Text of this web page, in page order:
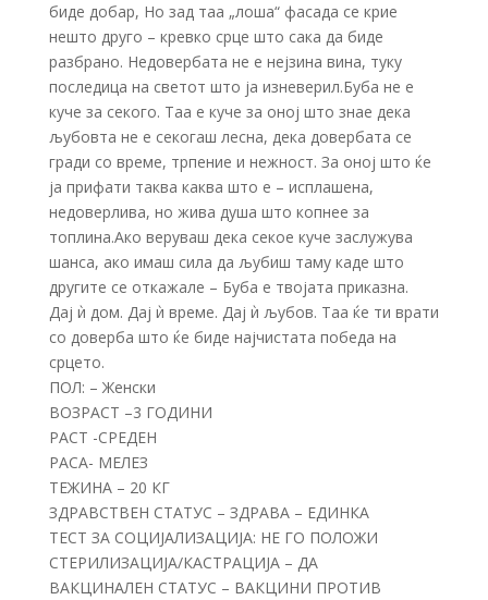
биде добар, Но зад таа „лоша“ фасада се крие
нешто друго – кревко срце што сака да биде
разбрано. Недовербата не е нејзина вина, туку
последица на светот што ја изневерил.Буба не е
куче за секого. Таа е куче за оној што знае дека
љубовта не е секогаш лесна, дека довербата се
гради со време, трпение и нежност. За оној што ќе
ја прифати таква каква што е – исплашена,
недоверлива, но жива душа што копнее за
топлина.Ако веруваш дека секое куче заслужува
шанса, ако имаш сила да љубиш таму каде што
другите се откажале – Буба е твојата приказна.
Дај ѝ дом. Дај ѝ време. Дај ѝ љубов. Таа ќе ти врати
со доверба што ќе биде најчистата победа на
срцето.
ПОЛ: – Женски
ВОЗРАСТ –3 ГОДИНИ
РАСТ -СРЕДЕН
РАСА- МЕЛЕЗ
ТЕЖИНА – 20 КГ
ЗДРАВСТВЕН СТАТУС – ЗДРАВА – ЕДИНКА
ТЕСТ ЗА СОЦИЈАЛИЗАЦИЈА: НЕ ГО ПОЛОЖИ
СТЕРИЛИЗАЦИЈА/КАСТРАЦИЈА – ДА
ВАКЦИНАЛЕН СТАТУС – ВАКЦИНИ ПРОТИВ